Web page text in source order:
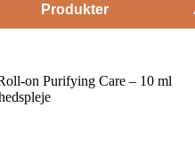
Produkter
on Purifying Care – 10 ml